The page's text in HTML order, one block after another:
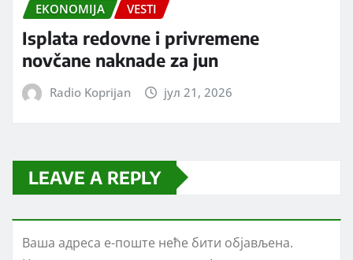
EKONOMIJA VESTI
Isplata redovne i privremene
novčane naknade za jun
Radio Koprijan јул 21, 2026
LEAVE A REPLY
Ваша адреса е-поште неће бити објављена.